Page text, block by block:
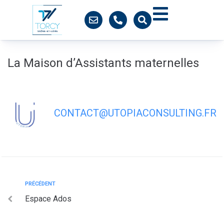
La Maison d’Assistants maternelles
CONTACT@UTOPIACONSULTING.FR
PRÉCÉDENT
Espace Ados